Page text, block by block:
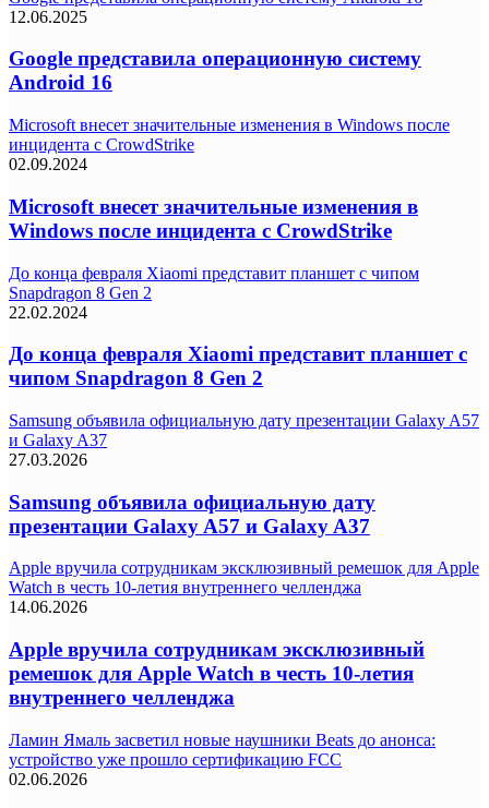
12.06.2025
Google представила операционную систему
Android 16
Microsoft внесет значительные изменения в Windows после
инцидента с CrowdStrike
02.09.2024
Microsoft внесет значительные изменения в
Windows после инцидента с CrowdStrike
До конца февраля Xiaomi представит планшет с чипом
Snapdragon 8 Gen 2
22.02.2024
До конца февраля Xiaomi представит планшет с
чипом Snapdragon 8 Gen 2
Samsung объявила официальную дату презентации Galaxy A57
и Galaxy A37
27.03.2026
Samsung объявила официальную дату
презентации Galaxy A57 и Galaxy A37
Apple вручила сотрудникам эксклюзивный ремешок для Apple
Watch в честь 10-летия внутреннего челленджа
14.06.2026
Apple вручила сотрудникам эксклюзивный
ремешок для Apple Watch в честь 10-летия
внутреннего челленджа
Ламин Ямаль засветил новые наушники Beats до анонса:
устройство уже прошло сертификацию FCC
02.06.2026